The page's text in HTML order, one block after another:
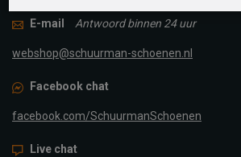
E-mail Antwoord binnen 24 uur
webshop@schuurman-schoenen.nl
Facebook chat
facebook.com/SchuurmanSchoenen
Live chat